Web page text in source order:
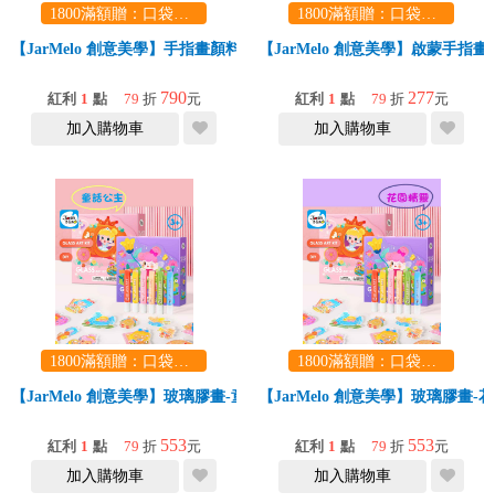
1800滿額贈：口袋玩具一份（隨機出貨） (summer read)
【JarMelo 創意美學】手指畫顏料12色
紅利 1 點 79 折 790元
加入購物車
1800滿額贈：口袋玩具一份（隨機出貨） (summer read)
【JarMelo 創意美學】啟蒙手指畫
紅利 1 點 79 折 277元
加入購物車
1800滿額贈：口袋玩具一份（隨機出貨） (summer read)
【JarMelo 創意美學】玻璃膠畫-童話公主
紅利 1 點 79 折 553元
加入購物車
1800滿額贈：口袋玩具一份（隨機出貨） (summer read)
【JarMelo 創意美學】玻璃膠畫-
紅利 1 點 79 折 553元
加入購物車